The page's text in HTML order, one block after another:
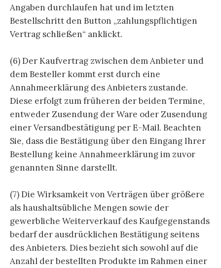
Angaben durchlaufen hat und im letzten
Bestellschritt den Button „zahlungspflichtigen
Vertrag schließen“ anklickt.
(6) Der Kaufvertrag zwischen dem Anbieter und
dem Besteller kommt erst durch eine
Annahmeerklärung des Anbieters zustande.
Diese erfolgt zum früheren der beiden Termine,
entweder Zusendung der Ware oder Zusendung
einer Versandbestätigung per E-Mail. Beachten
Sie, dass die Bestätigung über den Eingang Ihrer
Bestellung keine Annahmeerklärung im zuvor
genannten Sinne darstellt.
(7) Die Wirksamkeit von Verträgen über größere
als haushaltsübliche Mengen sowie der
gewerbliche Weiterverkauf des Kaufgegenstands
bedarf der ausdrücklichen Bestätigung seitens
des Anbieters. Dies bezieht sich sowohl auf die
Anzahl der bestellten Produkte im Rahmen einer